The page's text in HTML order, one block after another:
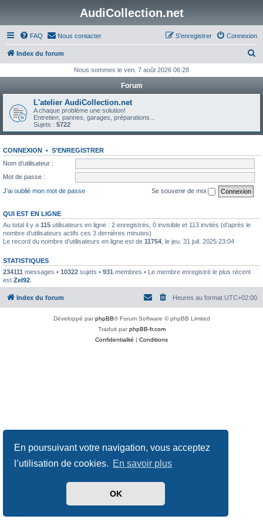
En poursuivant votre navigation, vous acceptez
l’utilisation de cookies. En savoir plus
OK
AudiCollection.net
FAQ Nous contacter Connexion
S’enregistrer
Index du forum
h
c
Nous sommes le ven. 7 août 2026 06:28
Forum
L'atelier AudiCollection.net
A chaque problème une solution!
Entretien, pannes, garages, préparations...
Sujets : 5722
CONNEXION • S’ENREGISTRER
Nom d’utilisateur :
Mot de passe :
J’ai oublié mon mot de passe
Se souvenir de moi
QUI EST EN LIGNE
Au total il y a 115 utilisateurs en ligne : 2 enregistrés, 0 invisible et 113 invités (d’après le
nombre d’utilisateurs actifs ces 3 dernières minutes)
Le record du nombre d’utilisateurs en ligne est de 11754 , le jeu. 31 juil. 2025 23:04
STATISTIQUES
234111 messages • 10322 sujets • 931 membres • Le membre enregistré le plus récent
est Zel92
Index du forum Heures au format UTC+02:00
Développé parphpBB® Forum Software © phpBB Limited
Traduit parphpBB-fr.com
Confidentialité | Conditions